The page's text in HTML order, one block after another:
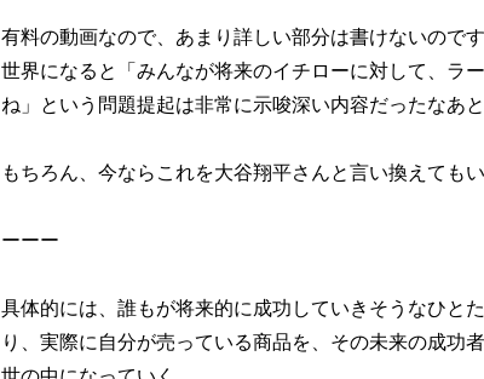
有料の動画なので、あまり詳しい部分は書けないので
世界になると「みんなが将来のイチローに対して、ラ
ね」という問題提起は非常に示唆深い内容だったなあと
もちろん、今ならこれを大谷翔平さんと言い換えてもい
ーーー
具体的には、誰もが将来的に成功していきそうなひと
り、実際に自分が売っている商品を、その未来の成功